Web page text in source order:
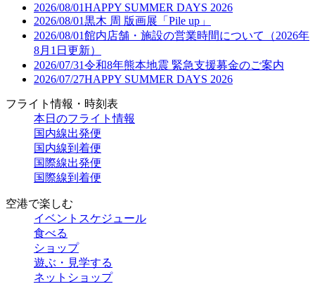
2026/08/01HAPPY SUMMER DAYS 2026
2026/08/01黒木 周 版画展「Pile up」
2026/08/01館内店舗・施設の営業時間について（2026年
8月1日更新）
2026/07/31令和8年熊本地震 緊急支援募金のご案内
2026/07/27HAPPY SUMMER DAYS 2026
フライト情報・時刻表
本日のフライト情報
国内線出発便
国内線到着便
国際線出発便
国際線到着便
空港で楽しむ
イベントスケジュール
食べる
ショップ
遊ぶ・見学する
ネットショップ